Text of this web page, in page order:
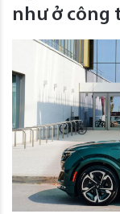
như ở công